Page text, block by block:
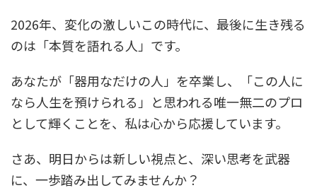
2026年、変化の激しいこの時代に、最後に生き残る
のは「本質を語れる人」です。
あなたが「器用なだけの人」を卒業し、「この人に
なら人生を預けられる」と思われる唯一無二のプロ
として輝くことを、私は心から応援しています。
さあ、明日からは新しい視点と、深い思考を武器
に、一歩踏み出してみませんか？